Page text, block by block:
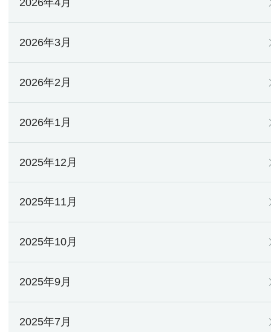
2026年4月
2026年3月
2026年2月
2026年1月
2025年12月
2025年11月
2025年10月
2025年9月
2025年7月